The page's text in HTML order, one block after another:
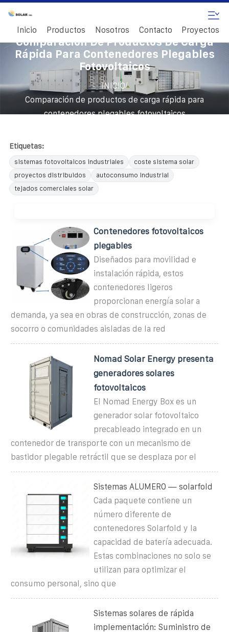
Inicio Productos Nosotros Contacto Proyectos
Comparación De Productos De Carga
Rápida Para Contenedores Plegables
Fotovoltaicos
INICIO/
Comparación de productos de carga rápida para
contenedores plegables fotovoltaicos
Etiquetas:
sistemas fotovoltaicos industriales
coste sistema solar
proyectos distribuidos
autoconsumo industrial
tejados comerciales solar
Contenedores fotovoltaicos
plegables
Diseñados para movilidad e
instalación rápida, estos
contenedores ligeros
proporcionan energía solar a
demanda, ya sea en obras de construcción, zonas de
socorro o comunidades aisladas de la red
Nomad Solar Energy presenta
generadores solares
fotovoltaicos
El Nomad Energy Box es un
generador solar fotovoltaico
precableado integrado en un
contenedor de transporte con un mecanismo de
bastidor plegable retráctil que se desplaza por el
Sistemas ALUMERO — solarfold
Cada paquete contiene un
número diferente de
contenedores Solarfold y la
capacidad de batería adecuada.
Estas combinaciones no solo se
utilizan para optimizar el
consumo personal, sino que
Sistemas solares de rápida
implementación: Suministro de